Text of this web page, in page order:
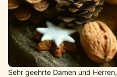
Sehr geehrte Damen und Herren,